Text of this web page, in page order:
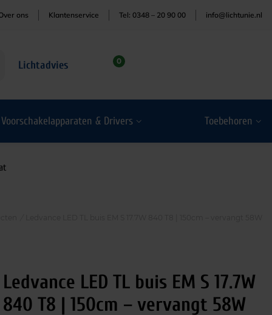
ons Klantenservice Tel: 0348 – 20 90 00 info@lichtunie.nl
Lichtadvies 0
Voorschakelapparaten & Drivers Toebehoren
Ledvance LED TL buis EM S 17.7W
840 T8 | 150cm – vervangt 58W